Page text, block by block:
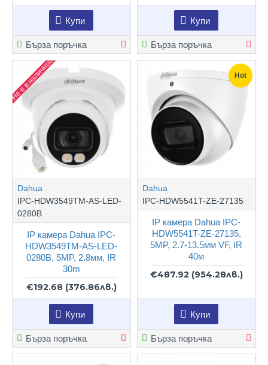
Купи
Бърза поръчка
Купи
Бърза поръчка
Не е в наличност
Dahua
IPC-HDW3549TM-AS-LED-
0280B
IP камера Dahua IPC-
HDW3549TM-AS-LED-
0280B, 5MP, 2.8мм, IR
30m
€192.68 (376.86лв.)
Купи
Бърза поръчка
Hot
Dahua
IPC-HDW5541T-ZE-27135
IP камера Dahua IPC-
HDW5541T-ZE-27135,
5MP, 2.7-13.5мм VF, IR
40м
€487.92 (954.28лв.)
Купи
Бърза поръчка